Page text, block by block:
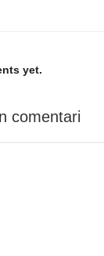
yet.
comentari